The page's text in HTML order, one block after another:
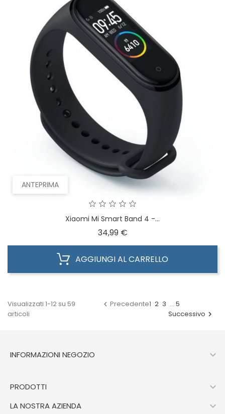
ANTEPRIMA
Xiaomi Mi Smart Band 4 -...
34,99 €Prezzo
AGGIUNGI AL CARRELLO
Visualizzati 1-12 su 59
articoli
 Precedente1 2 3 … 5
Successivo 
INFORMAZIONI NEGOZIO 
PRODOTTI 
LA NOSTRA AZIENDA 